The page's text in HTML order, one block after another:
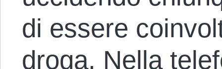
di essere
droga. Nella